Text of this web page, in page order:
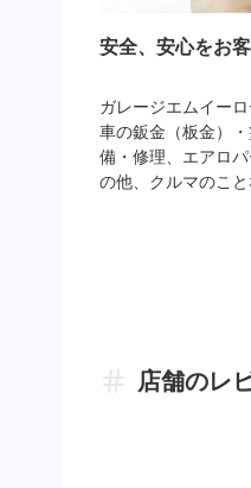
安全、安心をお
ガレージエムイー
車の鈑金（板金）
備・修理、エアロ
の他、クルマのこ
店舗のレ